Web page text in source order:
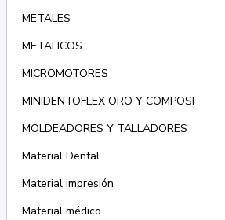
METALES
METALICOS
MICROMOTORES
MINIDENTOFLEX ORO Y COMPOSI
MOLDEADORES Y TALLADORES
Material Dental
Material impresión
Material médico